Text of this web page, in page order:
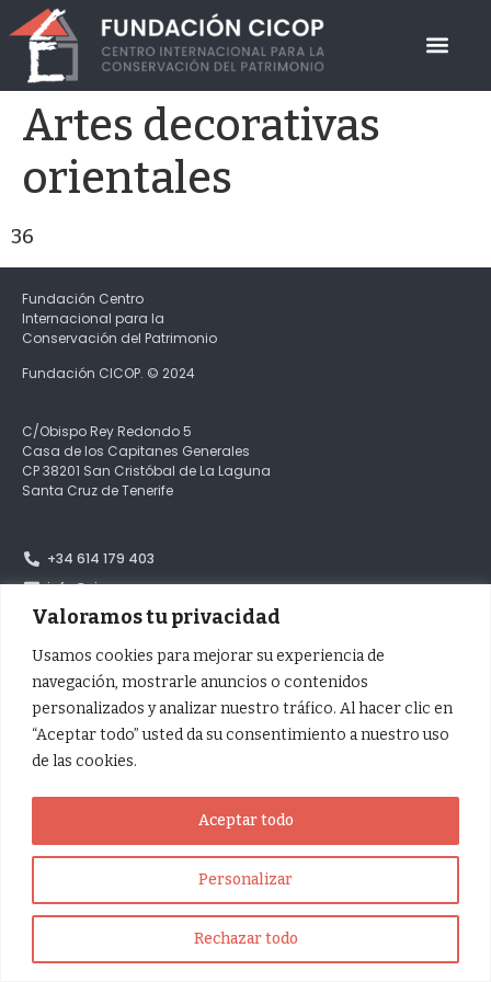
Valoramos tu privacidad
Usamos cookies para mejorar su experiencia de
navegación, mostrarle anuncios o contenidos
personalizados y analizar nuestro tráfico. Al hacer clic en
“Aceptar todo” usted da su consentimiento a nuestro uso
de las cookies.
Personalizar
Rechazar todo
Aceptar todo
Artes decorativas
orientales
36
Fundación Centro
Internacional para la
Conservación del Patrimonio
Fundación CICOP. © 2024
C/Obispo Rey Redondo 5
Casa de los Capitanes Generales
CP 38201 San Cristóbal de La Laguna
Santa Cruz de Tenerife
+34 614 179 403
info@cicop.com
Facebook
Instagram
YouTube
Inscrita en el Registro de Fundaciones del Ministerio de Justicia con